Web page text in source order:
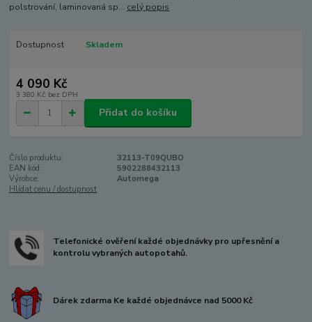
polstrování, laminovaná sp... celý popis
Dostupnost Skladem
4 090 Kč
3 380 Kč bez DPH
Přidat do košíku
Číslo produktu:
32113-T09QUBO
EAN kód:
5902288432113
Výrobce:
Automega
Hlídat cenu / dostupnost
Telefonické ověření každé objednávky pro upřesnění a
kontrolu vybraných autopotahů.
Dárek zdarma Ke každé objednávce nad 5000 Kč